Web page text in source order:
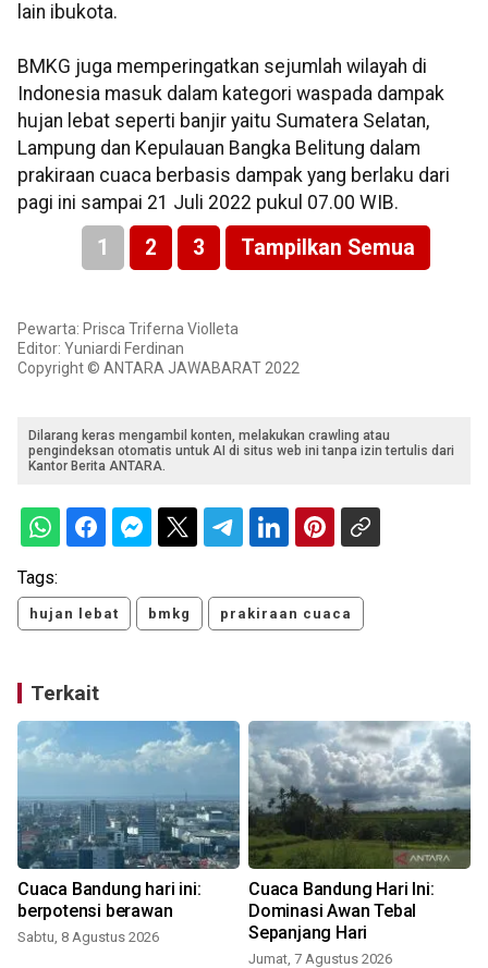
lain ibukota.
BMKG juga memperingatkan sejumlah wilayah di
Indonesia masuk dalam kategori waspada dampak
hujan lebat seperti banjir yaitu Sumatera Selatan,
Lampung dan Kepulauan Bangka Belitung dalam
prakiraan cuaca berbasis dampak yang berlaku dari
pagi ini sampai 21 Juli 2022 pukul 07.00 WIB.
1 2 3 Tampilkan Semua
Pewarta: Prisca Triferna Violleta
Editor: Yuniardi Ferdinan
Copyright © ANTARA JAWABARAT 2022
Dilarang keras mengambil konten, melakukan crawling atau
pengindeksan otomatis untuk AI di situs web ini tanpa izin tertulis dari
Kantor Berita ANTARA.
Tags:
hujan lebat bmkg prakiraan cuaca
Terkait
Cuaca Bandung hari ini:
berpotensi berawan
Sabtu, 8 Agustus 2026
Cuaca Bandung Hari Ini:
Dominasi Awan Tebal
Sepanjang Hari
Jumat, 7 Agustus 2026